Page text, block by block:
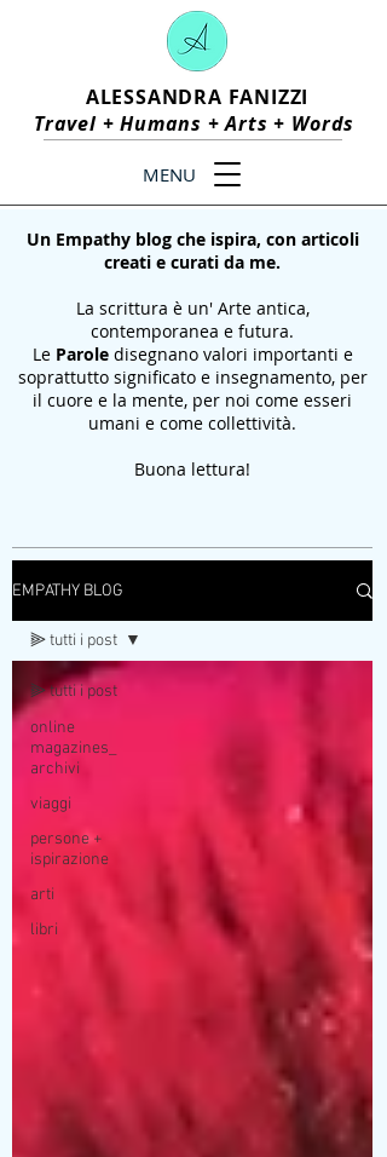
MENU
ALESSANDRA FANIZZI
Travel +Humans +Arts + Words
Un Empathy blog che ispira, con articoli
creati e curati da me.
La scrittura è un' Arte antica,
contemporanea e futura.
Le Paroledisegnano valori importanti e
soprattutto significato e insegnamento, per
il cuore e la mente, per noi come esseri
umani e come collettività.
Buona lettura!
EMPATHY BLOG
⫸ tutti i post
online
magazines_
archivi
viaggi
persone +
ispirazione
arti
libri
⫸ tutti i post